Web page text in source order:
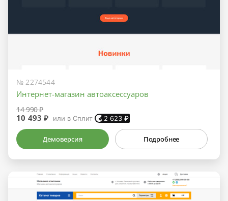
№ 2274544
Интернет-магазин автоаксессуаров
14 990 ₽
10 493 ₽ или в Сплит 2 623₽
Демоверсия Подробнее